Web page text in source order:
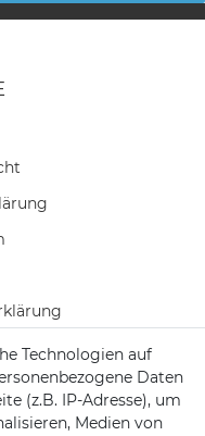
Technologien auf
Daten
(z.B. IP-Adresse), um
Medien von